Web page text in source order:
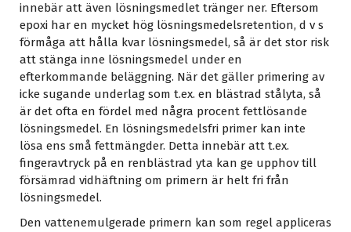
innebär att även lösningsmedlet tränger ner. Eftersom
epoxi har en mycket hög lösningsmedelsretention, d v s
förmåga att hålla kvar lösningsmedel, så är det stor risk
att stänga inne lösningsmedel under en
efterkommande beläggning. När det gäller primering av
icke sugande underlag som t.ex. en blästrad stålyta, så
är det ofta en fördel med några procent fettlösande
lösningsmedel. En lösningsmedelsfri primer kan inte
lösa ens små fettmängder. Detta innebär att t.ex.
fingeravtryck på en renblästrad yta kan ge upphov till
försämrad vidhäftning om primern är helt fri från
lösningsmedel.
Den vattenemulgerade primern kan som regel appliceras